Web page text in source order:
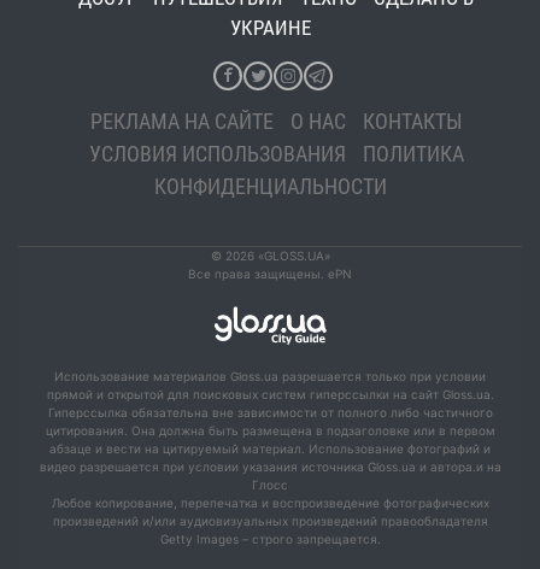
УКРАИНЕ
РЕКЛАМА НА САЙТЕ О НАС
КОНТАКТЫ
УСЛОВИЯ ИСПОЛЬЗОВАНИЯ
ПОЛИТИКА
КОНФИДЕНЦИАЛЬНОСТИ
© 2026 «GLOSS.UA»
Все права защищены. ePN
Использование материалов Gloss.ua разрешается только при условии
прямой и открытой для поисковых систем гиперссылки на сайт Gloss.ua.
Гиперссылка обязательна вне зависимости от полного либо частичного
цитирования. Она должна быть размещена в подзаголовке или в первом
абзаце и вести на цитируемый материал. Использование фотографий и
видео разрешается при условии указания источника Gloss.ua и автора.и на
Глосс
Любое копирование, перепечатка и воспроизведение фотографических
произведений и/или аудиовизуальных произведений правообладателя
Getty Images – строго запрещается.